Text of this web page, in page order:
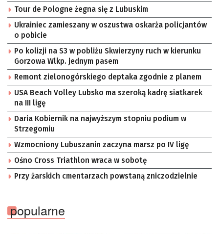
Tour de Pologne żegna się z Lubuskim
Ukrainiec zamieszany w oszustwa oskarża policjantów
o pobicie
Po kolizji na S3 w pobliżu Skwierzyny ruch w kierunku
Gorzowa Wlkp. jednym pasem
Remont zielonogórskiego deptaka zgodnie z planem
USA Beach Volley Lubsko ma szeroką kadrę siatkarek
na III ligę
Daria Kobiernik na najwyższym stopniu podium w
Strzegomiu
Wzmocniony Lubuszanin zaczyna marsz po IV ligę
Ośno Cross Triathlon wraca w sobotę
Przy żarskich cmentarzach powstaną zniczodzielnie
popularne